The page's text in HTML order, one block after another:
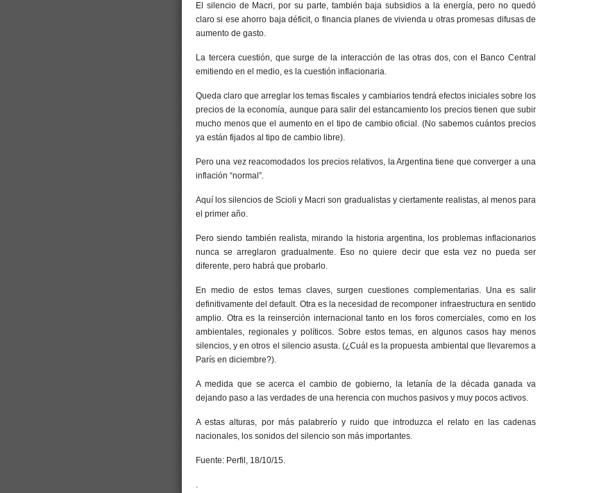
El silencio de Macri, por su parte, también baja subsidios a la energía, pero no quedó
claro si ese ahorro baja déficit, o financia planes de vivienda u otras promesas difusas de
aumento de gasto.
La tercera cuestión, que surge de la interacción de las otras dos, con el Banco Central
emitiendo en el medio, es la cuestión inflacionaria.
Queda claro que arreglar los temas fiscales y cambiarios tendrá efectos iniciales sobre los
precios de la economía, aunque para salir del estancamiento los precios tienen que subir
mucho menos que el aumento en el tipo de cambio oficial. (No sabemos cuántos precios
ya están fijados al tipo de cambio libre).
Pero una vez reacomodados los precios relativos, la Argentina tiene que converger a una
inflación “normal”.
Aquí los silencios de Scioli y Macri son gradualistas y ciertamente realistas, al menos para
el primer año.
Pero siendo también realista, mirando la historia argentina, los problemas inflacionarios
nunca se arreglaron gradualmente. Eso no quiere decir que esta vez no pueda ser
diferente, pero habrá que probarlo.
En medio de estos temas claves, surgen cuestiones complementarias. Una es salir
definitivamente del default. Otra es la necesidad de recomponer infraestructura en sentido
amplio. Otra es la reinserción internacional tanto en los foros comerciales, como en los
ambientales, regionales y políticos. Sobre estos temas, en algunos casos hay menos
silencios, y en otros el silencio asusta. (¿Cuál es la propuesta ambiental que llevaremos a
París en diciembre?).
A medida que se acerca el cambio de gobierno, la letanía de la década ganada va
dejando paso a las verdades de una herencia con muchos pasivos y muy pocos activos.
A estas alturas, por más palabrerío y ruido que introduzca el relato en las cadenas
nacionales, los sonidos del silencio son más importantes.
Fuente: Perfil, 18/10/15.
.